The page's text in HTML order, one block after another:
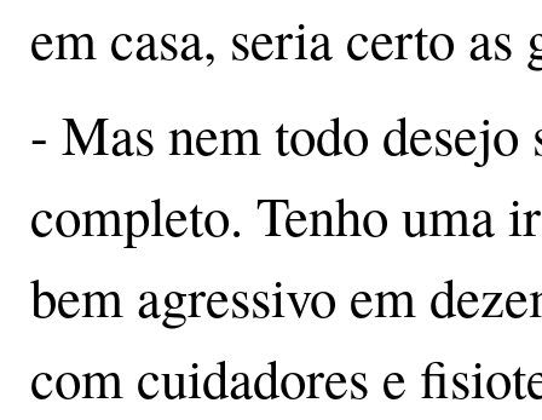
em casa, seria certo as
- Mas nem todo desejo
completo. Tenho uma
bem agressivo em
com cuidadores e